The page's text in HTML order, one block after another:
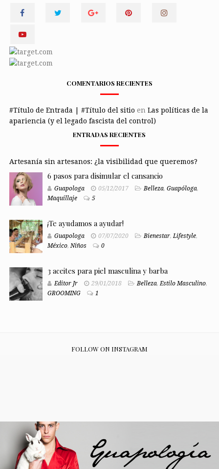
COMENTARIOS RECIENTES
#Título de Entrada | #Título del sitio en Las políticas de la
apariencia (y el legado fascista del control)
ENTRADAS RECIENTES
Artesanía sin artesanos: ¿la visibilidad que queremos?
6 pasos para disimular el cansancio
Guapologa 05/12/2017 Belleza, Guapóloga,
Maquillaje
5
¡Te ayudamos a ayudar!
Guapologa 07/07/2020 Bienestar,Lifestyle,
México,Niños 0
3 aceites para piel masculina y barba
Editor Jr 29/01/2018 Belleza,Estilo Masculino,
GROOMING
1
FOLLOW ON INSTAGRAM